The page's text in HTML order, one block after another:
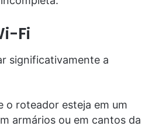
Fi
significativamente a
o roteador esteja em um
armários ou em cantos da